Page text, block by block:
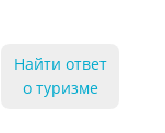
Найти ответ
о туризме